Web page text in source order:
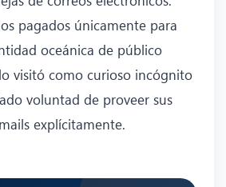
pagados únicamente para
oceánica de público
visitó como curioso incógnito
voluntad de proveer sus
explícitamente.